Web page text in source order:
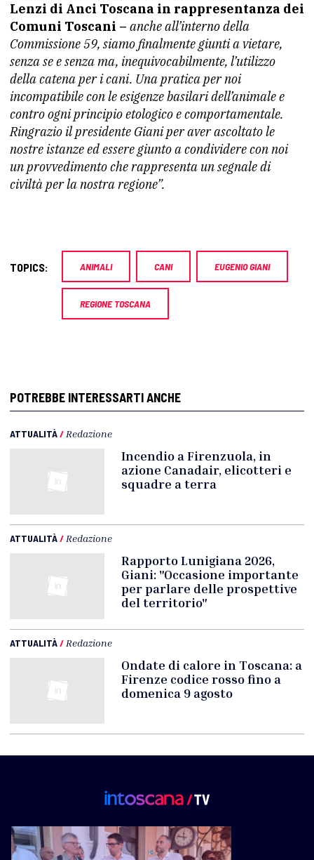
Lenzi di Anci Toscana in rappresentanza dei
Comuni Toscani – anche all’interno della
Commissione 59, siamo finalmente giunti a vietare,
senza se e senza ma, inequivocabilmente, l’utilizzo
della catena per i cani. Una pratica per noi
incompatibile con le esigenze basilari dell’animale e
contro ogni principio etologico e comportamentale.
Ringrazio il presidente Giani per aver ascoltato le
nostre istanze ed essere giunto a condividere con noi
un provvedimento che rappresenta un segnale di
civiltà per la nostra regione”.
TOPICS: ANIMALI CANI EUGENIO GIANI
REGIONE TOSCANA
POTREBBE INTERESSARTI ANCHE
ATTUALITÀ/ Redazione
Incendio a Firenzuola, in
azione Canadair, elicotteri e
squadre a terra
ATTUALITÀ/ Redazione
Rapporto Lunigiana 2026,
Giani: "Occasione importante
per parlare delle prospettive
del territorio"
ATTUALITÀ/ Redazione
Ondate di calore in Toscana: a
Firenze codice rosso fino a
domenica 9 agosto